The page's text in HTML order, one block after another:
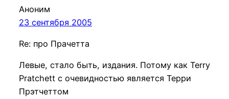
Аноним
23 сентября 2005
Re: про Прачетта
Левые, стало быть, издания. Потому как Terry
Pratchett с очевидностью является Терри
Прэтчеттом